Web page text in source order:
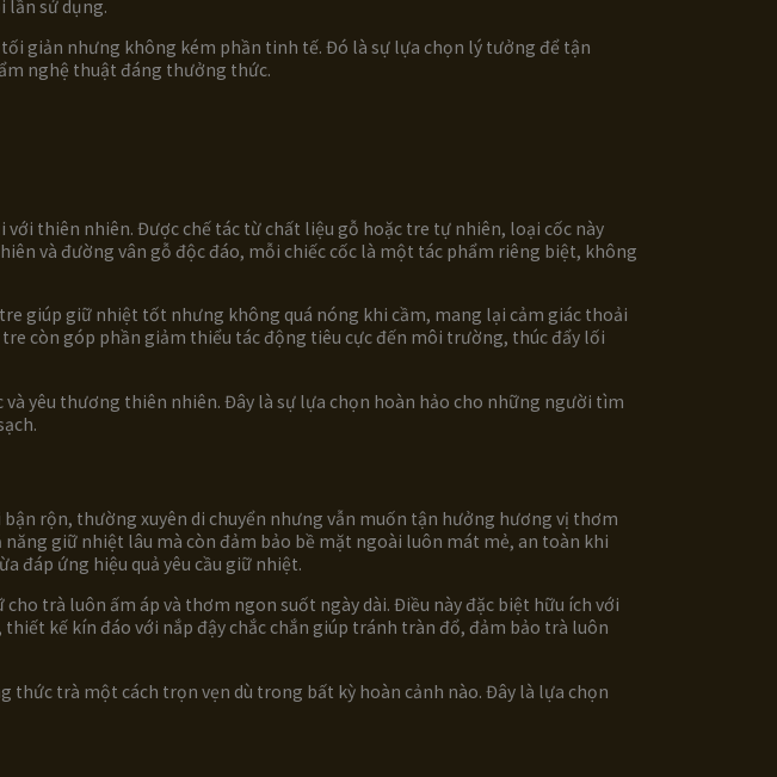
lần sử dụng.
giản nhưng không kém phần tinh tế. Đó là sự lựa chọn lý tưởng để tận
nghệ thuật đáng thưởng thức.
thiên nhiên. Được chế tác từ chất liệu gỗ hoặc tre tự nhiên, loại cốc này
và đường vân gỗ độc đáo, mỗi chiếc cốc là một tác phẩm riêng biệt, không
giúp giữ nhiệt tốt nhưng không quá nóng khi cầm, mang lại cảm giác thoải
còn góp phần giảm thiểu tác động tiêu cực đến môi trường, thúc đẩy lối
yêu thương thiên nhiên. Đây là sự lựa chọn hoàn hảo cho những người tìm
rộn, thường xuyên di chuyển nhưng vẫn muốn tận hưởng hương vị thơm
giữ nhiệt lâu mà còn đảm bảo bề mặt ngoài luôn mát mẻ, an toàn khi
đáp ứng hiệu quả yêu cầu giữ nhiệt.
trà luôn ấm áp và thơm ngon suốt ngày dài. Điều này đặc biệt hữu ích với
kế kín đáo với nắp đậy chắc chắn giúp tránh tràn đổ, đảm bảo trà luôn
trà một cách trọn vẹn dù trong bất kỳ hoàn cảnh nào. Đây là lựa chọn